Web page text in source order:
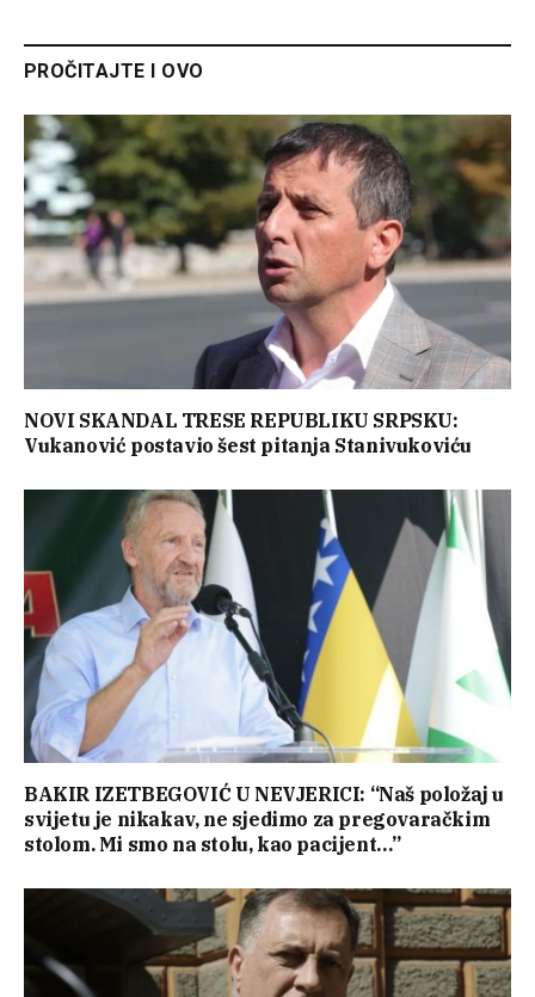
PROČITAJTE I OVO
NOVI SKANDAL TRESE REPUBLIKU SRPSKU:
Vukanović postavio šest pitanja Stanivukoviću
BAKIR IZETBEGOVIĆ U NEVJERICI: “Naš položaj u
svijetu je nikakav, ne sjedimo za pregovaračkim
stolom. Mi smo na stolu, kao pacijent…”